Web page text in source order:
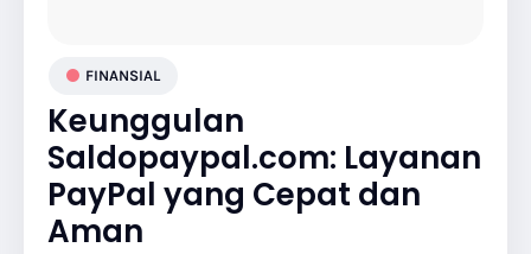
FINANSIAL
Keunggulan
Saldopaypal.com: Layanan
PayPal yang Cepat dan
Aman